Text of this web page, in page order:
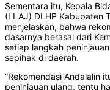
Sementara itu, Kepala
(LLAJ) DLHP Kabupaten
menjelaskan, bahwa
dasarnya berasal dari
setiap langkah
sepihak di daerah.
“Rekomendasi Andalalin
peninjauan ulang, tentu